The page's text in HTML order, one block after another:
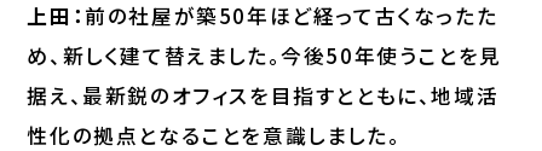
上田： 前の社屋が築50年ほど経って古くなったた
め、新しく建て替えました。今後50年使うことを見
据え、最新鋭のオフィスを目指すとともに、地域活
性化の拠点となることを意識しました。